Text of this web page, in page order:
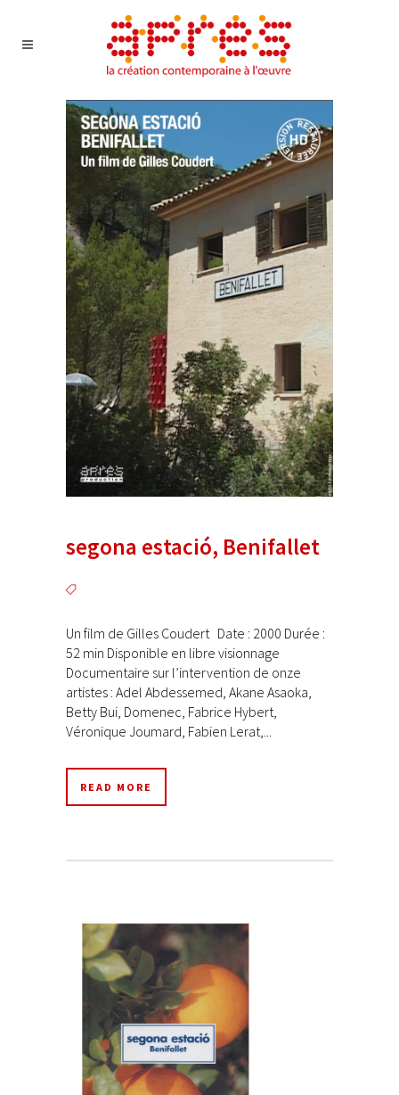
segona estació, Benifallet
Un film de Gilles Coudert Date : 2000 Durée :
52 min Disponible en libre visionnage
Documentaire sur l’intervention de onze
artistes : Adel Abdessemed, Akane Asaoka,
Betty Bui, Domenec, Fabrice Hybert,
Véronique Joumard, Fabien Lerat,...
READ MORE